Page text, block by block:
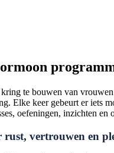
te bouwen van
Elke keer gebeurt er iets
oefeningen, inzichten en
vertrouwen en